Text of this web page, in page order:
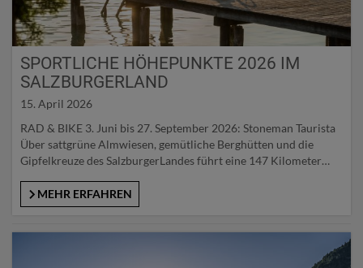
SPORTLICHE HÖHEPUNKTE 2026 IM
SALZBURGERLAND
15. April 2026
RAD & BIKE 3. Juni bis 27. September 2026: Stoneman Taurista
Über sattgrüne Almwiesen, gemütliche Berghütten und die
Gipfelkreuze des SalzburgerLandes führt eine 147 Kilometer
Von einem Checkpoint zum nächsten radeln
Mountainbiker*innen und genießen ohne Wettkampfstress das
MEHR ERFAHREN